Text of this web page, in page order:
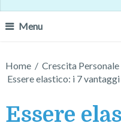
Menu
Home / Crescita Personale
Essere elastico: i 7
Essere